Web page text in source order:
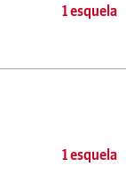
1 esquela
1 esquela